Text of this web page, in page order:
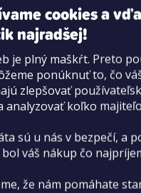
cookies a
najradšej!
je plný maškŕt. Preto
ponúknuť to, čo
zlepšovať
analyzovať koľko
sú u nás v bezpečí, a
váš nákup čo
že nám pomáhate